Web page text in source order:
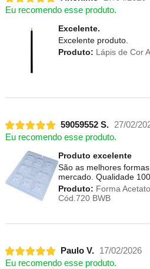
Eu recomendo esse produto.
Excelente.
Excelente produto.
Produto: Lápis de Cor
59059552 S.
27/02/
Eu recomendo esse produto.
Produto excelente
São as melhores
mercado. Qualidade
Produto: Forma
Cód.720 BWB
Paulo V.
17/02/2026
Eu recomendo esse produto.